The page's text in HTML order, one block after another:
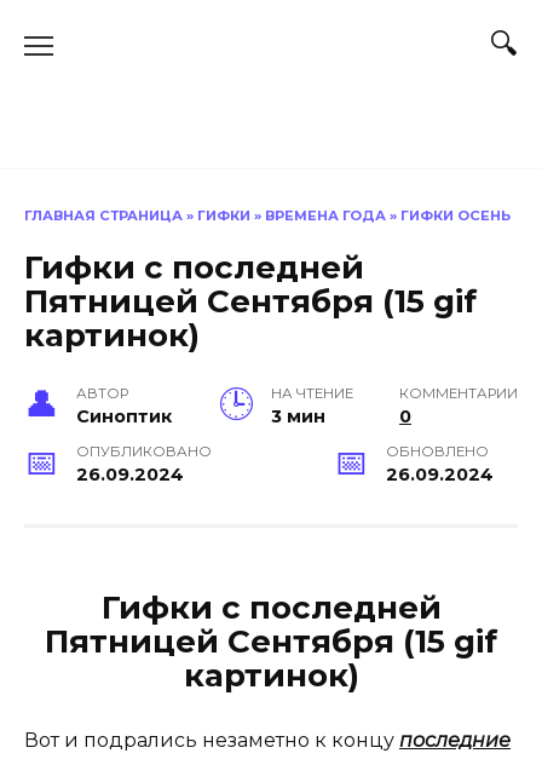
ГЛАВНАЯ СТРАНИЦА » ГИФКИ » ВРЕМЕНА ГОДА » ГИФКИ ОСЕНЬ
Гифки с последней
Пятницей Сентября (15 gif
картинок)
АВТОР
Синоптик
НА ЧТЕНИЕ
3 мин
КОММЕНТАРИИ
0
ОПУБЛИКОВАНО
26.09.2024
ОБНОВЛЕНО
26.09.2024
Гифки с последней
Пятницей Сентября (15 gif
картинок)
Вот и подрались незаметно к концу последние